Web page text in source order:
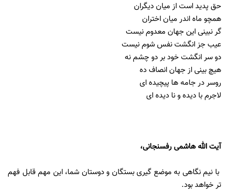
حق پدید است از میان دیگران
همچو ماه اندر میان اختران
گر نبینی این جهان معدوم نیست
عیب جز انگشت نفس شوم نیست
دو سر انگشت خود بر دو چشم نه
هیچ بینی از جهان انصاف ده
روسر در جامه ها پیچیده ای
لاجرم با دیده و نا دیده ای
آيت الله هاشمى رفسنجانى،
با نيم نگاهى به موضع گيرى بستگان و دوستان شما، اين مهم قابل فهم
تر خواهد بود.